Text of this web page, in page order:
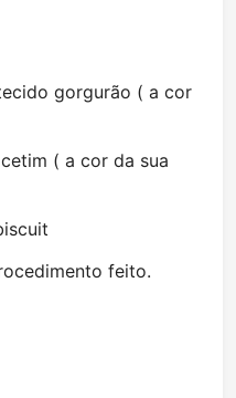
gorgurão ( a cor
( a cor da sua
feito.